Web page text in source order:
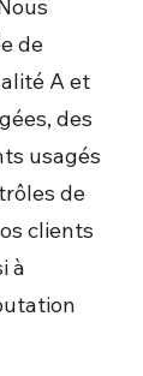
de
A et
des
usagés
de
clients
à